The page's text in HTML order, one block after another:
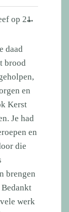
op 21
daad
brood
en
Kerst
Je had
en
die
brengen
werk
...Wissel